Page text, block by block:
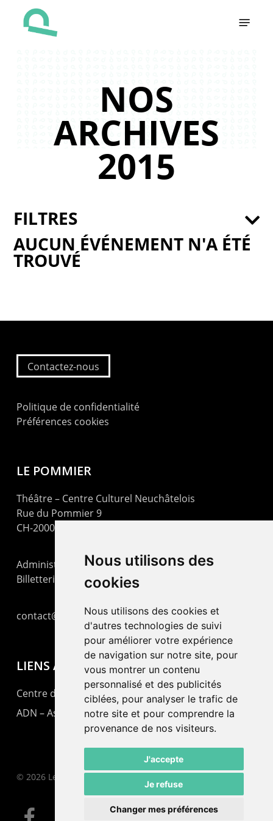
Nous utilisons des
cookies
Nous utilisons des cookies et
d'autres technologies de suivi
pour améliorer votre expérience
de navigation sur notre site, pour
vous montrer un contenu
personnalisé et des publicités
ciblées, pour analyser le trafic de
notre site et pour comprendre la
provenance de nos visiteurs.
J'accepte
Je refuse
Changer mes préférences
NOS
ARCHIVES
2015
AUCUN ÉVÉNEMENT N'A ÉTÉ
TROUVÉ
FILTRES
Contactez-nous
Politique de confidentialité
Préférences cookies
LE POMMIER
Théâtre – Centre Culturel Neuchâtelois
Rue du Pommier 9
CH-2000 Neuchâtel
Administration : +41 32 725 03 03
Billetterie : +41 32 725 05 05
contact@lepommier.ch
LIENS AMIS
Centre de culture ABC
ADN – Association Danse Neuchâtel
© 2026 Le Pommier.
facebook email